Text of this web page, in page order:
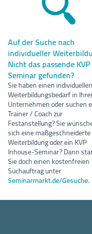
Auf der Suche nach
individueller
Nicht das passende KVP
Seminar gefunden?
Sie haben einen individuellen
Weiterbildungsbedarf in
Unternehmen oder suchen
Trainer / Coach zur
Festanstellung? Sie
sich eine maßgeschneiderte
Weiterbildung oder ein KVP
Inhouse-Seminar? Dann
Sie doch einen kostenfreien
Suchauftrag unter
Seminarmarkt.de/Gesuche.